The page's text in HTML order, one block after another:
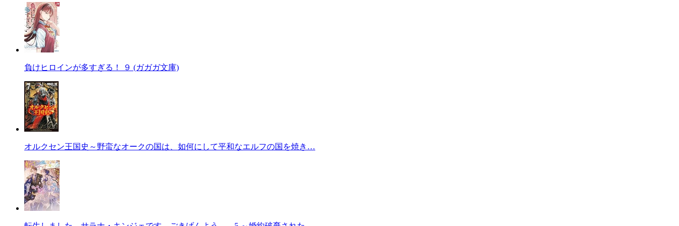
負けヒロインが多すぎる！ ９ (ガガガ文庫)
オルクセン王国史～野蛮なオークの国は、如何にして平和なエルフの国を焼き…